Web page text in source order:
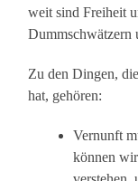
weit sind Freiheit
Dummschwätzern
Zu den Dingen,
hat, gehören:
Vernunft
können